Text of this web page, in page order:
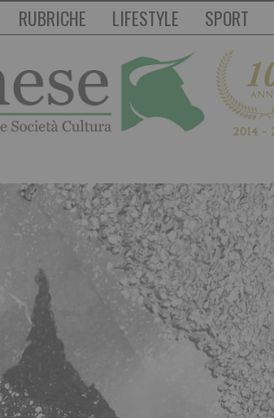
RUBRICHE LIFESTYLE SPORT